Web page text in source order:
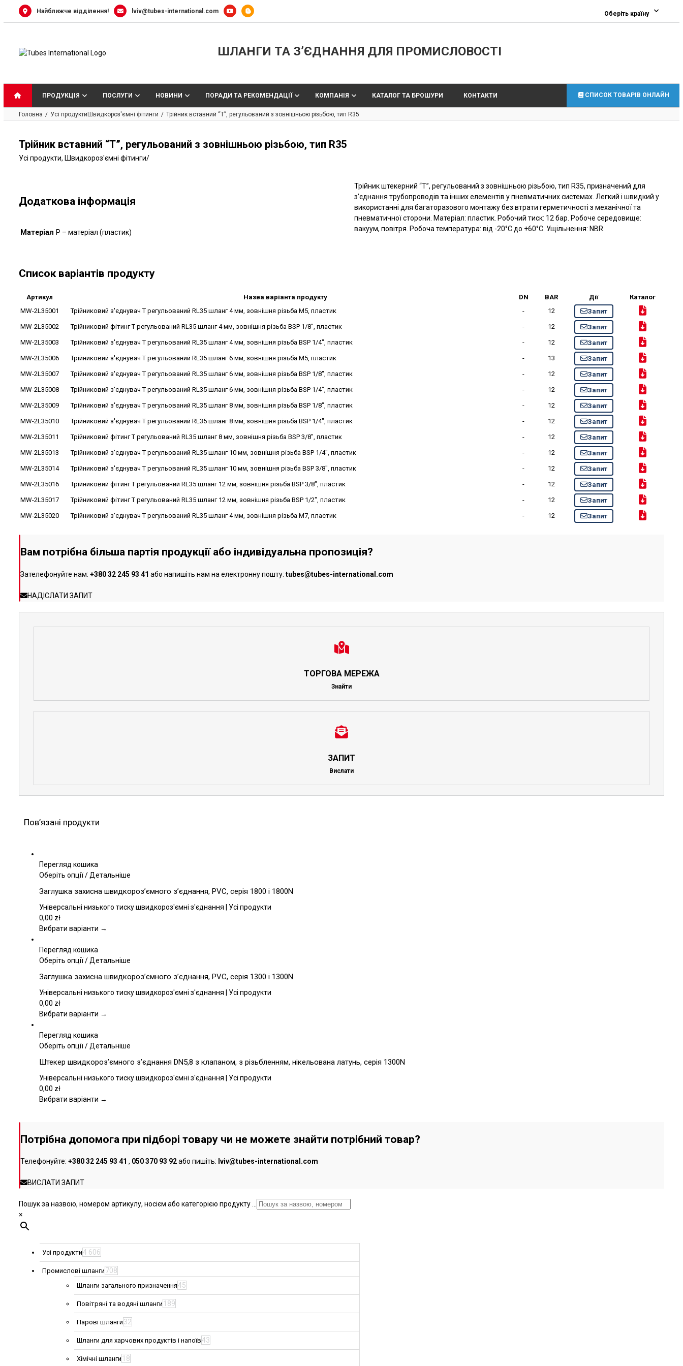
Найближче відділення! lviv@tubes-international.com Оберіть країну
ШЛАНГИ ТА З’ЄДНАННЯ ДЛЯ ПРОМИСЛОВОСТІ
ПРОДУКЦІЯ ПОСЛУГИ НОВИНИ ПОРАДИ ТА РЕКОМЕНДАЦІЇ КОМПАНІЯ КАТАЛОГ ТА БРОШУРИ КОНТАКТИ СПИСОК ТОВАРІВ ОНЛАЙН
Головна Усі продуктиШвидкороз'ємні фітинги Трійник вставний “Т”, регульований з зовнішньою різьбою, тип R35
Трійник вставний “Т”, регульований з зовнішньою різьбою, тип R35
Усі продукти, Швидкороз'ємні фітинги/
Додаткова інформація
Матеріал P – матеріал (пластик)
Трійник штекерний “Т”, регульований з зовнішньою різьбою, тип R35, призначений для
з’єднання трубопроводів та інших елементів у пневматичних системах. Легкий і швидкий у
використанні для багаторазового монтажу без втрати герметичності з механічної та
пневматичної сторони. Матеріал: пластик. Робочий тиск: 12 бар. Робоче середовище:
вакуум, повітря. Робоча температура: від -20°C до +60°C. Ущільнення: NBR.
Список варіантів продукту
Артикул Назва варіанта продукту DN BAR Дії
Каталог
MW-2L35001
Трійниковий з'єднувач T регульований RL35 шланг 4 мм, зовнішня різьба M5, пластик - 12
Запит
MW-2L35002
Трійниковий фітинг T регульований RL35 шланг 4 мм, зовнішня різьба BSP 1/8", пластик - 12
Запит
MW-2L35003
Трійниковий з'єднувач T регульований RL35 шланг 4 мм, зовнішня різьба BSP 1/4", пластик - 12
Запит
MW-2L35006
Трійниковий з'єднувач T регульований RL35 шланг 6 мм, зовнішня різьба M5, пластик - 13
Запит
MW-2L35007
Трійниковий з'єднувач T регульований RL35 шланг 6 мм, зовнішня різьба BSP 1/8", пластик - 12
Запит
MW-2L35008
Трійниковий з'єднувач T регульований RL35 шланг 6 мм, зовнішня різьба BSP 1/4", пластик - 12
Запит
MW-2L35009
Трійниковий з'єднувач T регульований RL35 шланг 8 мм, зовнішня різьба BSP 1/8", пластик - 12
Запит
MW-2L35010
Трійниковий з'єднувач T регульований RL35 шланг 8 мм, зовнішня різьба BSP 1/4", пластик - 12
Запит
MW-2L35011
Трійниковий фітинг T регульований RL35 шланг 8 мм, зовнішня різьба BSP 3/8", пластик - 12
Запит
MW-2L35013
Трійниковий з'єднувач T регульований RL35 шланг 10 мм, зовнішня різьба BSP 1/4", пластик - 12
Запит
MW-2L35014
Трійниковий з'єднувач T регульований RL35 шланг 10 мм, зовнішня різьба BSP 3/8", пластик - 12
Запит
MW-2L35016
Трійниковий фітинг T регульований RL35 шланг 12 мм, зовнішня різьба BSP 3/8", пластик - 12
Запит
MW-2L35017
Трійниковий фітинг T регульований RL35 шланг 12 мм, зовнішня різьба BSP 1/2", пластик - 12
Запит
MW-2L35020
Трійниковий з'єднувач T регульований RL35 шланг 4 мм, зовнішня різьба M7, пластик - 12 Запит
Вам потрібна більша партія продукції або індивідуальна пропозиція?
Зателефонуйте нам: +380 32 245 93 41 або напишіть нам на електронну пошту: tubes@tubes-international.com
НАДІСЛАТИ ЗАПИТ
ТОРГОВА МЕРЕЖА
Знайти
ЗАПИТ
Вислати
Пов’язані продукти
Перегляд кошика
Оберіть опції Цей
має
кілька
Параметри
вибрати
на
товару
/Детальніше
Заглушка захисна швидкороз’ємного з’єднання, PVC, серія 1800 і 1800N
Універсальні низького тиску швидкороз'ємні з'єднання | Усі продукти
0,00 zł
Вибрати варіанти →
Перегляд кошика
Оберіть опції Цей
має
кілька
Параметри
вибрати
на
товару
/Детальніше
Заглушка захисна швидкороз’ємного з’єднання, PVC, серія 1300 і 1300N
Універсальні низького тиску швидкороз'ємні з'єднання | Усі продукти
0,00 zł
Вибрати варіанти →
Перегляд кошика
Оберіть опції Цей
має
кілька
Параметри
сторінці
/Детальніше
Штекер швидкороз’ємного з’єднання DN5,8 з клапаном, з різьбленням, нікельована латунь, серія 1300N
Універсальні низького тиску швидкороз'ємні з'єднання | Усі продукти
0,00 zł
Вибрати варіанти →
Потрібна допомога при підборі товару чи не можете знайти потрібний товар?
Телефонуйте: +380 32 245 93 41 , 050 370 93 92або пишіть: lviv@tubes-international.com
ВИСЛАТИ ЗАПИТ
Пошук за назвою, номером артикулу, носієм або категорією продукту ...
×
Усі продукти4 606
Промислові шланги 708
Шланги загального призначення45
Повітряні та водяні шланги 189
Парові шланги 32
Шланги для харчових продуктів і напоїв43
Хімічні шланги 18